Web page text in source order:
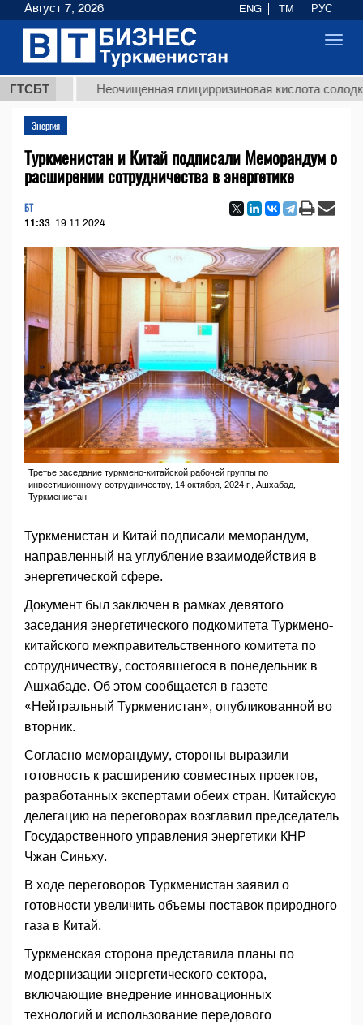
ГТСБТ Неочищенная глицирризиновая кислота
Энергия
Туркменистан и Китай подписали Меморандум о
расширении сотрудничества в энергетике
БТ
11:33 19.11.2024
Третье заседание туркмено-китайской рабочей группы по
инвестиционному сотрудничеству, 14 октября, 2024 г., Ашхабад,
Туркменистан
Туркменистан и Китай подписали меморандум,
направленный на углубление взаимодействия в
энергетической сфере.
Документ был заключен в рамках девятого
заседания энергетического подкомитета Туркмено-
китайского межправительственного комитета по
сотрудничеству, состоявшегося в понедельник в
Ашхабаде. Об этом сообщается в газете
«Нейтральный Туркменистан», опубликованной во
вторник.
Согласно меморандуму, стороны выразили
готовность к расширению совместных проектов,
разработанных экспертами обеих стран. Китайскую
делегацию на переговорах возглавил председатель
Государственного управления энергетики КНР
Чжан Синьху.
В ходе переговоров Туркменистан заявил о
готовности увеличить объемы поставок природного
газа в Китай.
Туркменская сторона представила планы по
модернизации энергетического сектора,
включающие внедрение инновационных
технологий и использование передового
Август 7, 2026 ENG TM РУС